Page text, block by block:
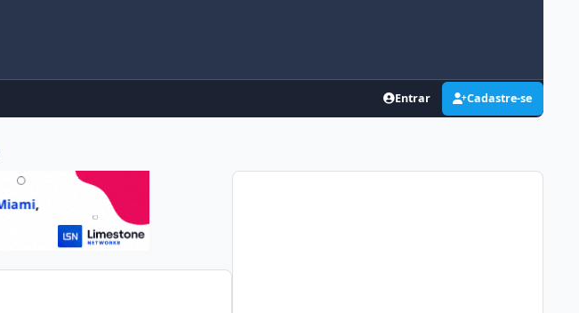
Entrar Cadastre-se